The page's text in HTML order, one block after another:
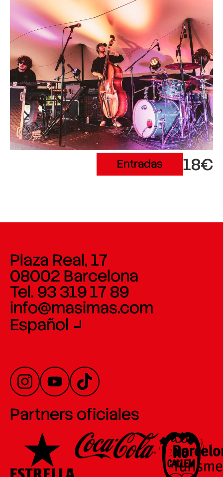
Entradas 18€
Plaza Real, 17
08002 Barcelona
Tel. 93 319 17 89
info@masimas.com
Español
Partners oficiales